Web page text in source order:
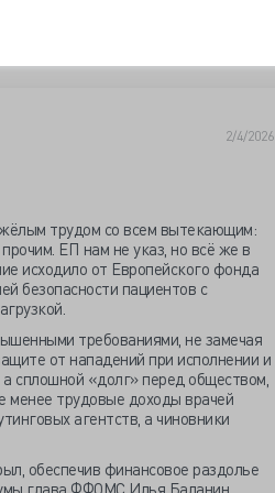
2/4/2026
трудом со всем вытекающим:
ЕП нам не указ, но всё же в
исходило от Европейского фонда
безопасности пациентов с
требованиями, не замечая
от нападений при исполнении и
а сплошной «долг» перед обществом,
менее трудовые доходы врачей
агентств, а чиновники
обеспечив финансовое раздолье
глава ФФОМС Илья Баланин